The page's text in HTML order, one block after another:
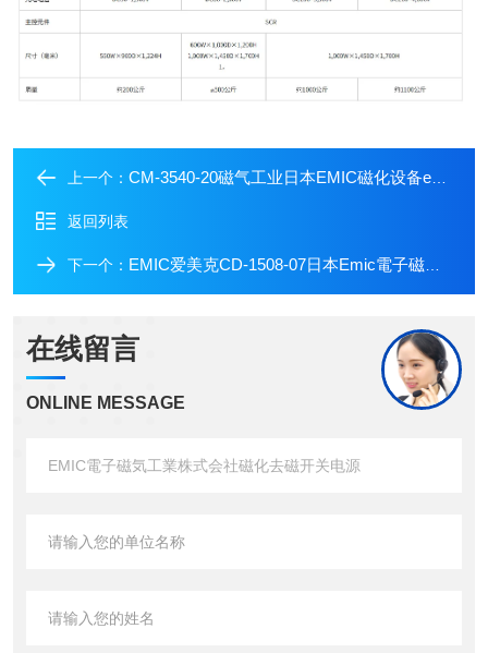
上一个： CM-3540-20磁气工业日本EMIC磁化设备emic磁化/去磁开关电源
返回列表
下一个： EMIC爱美克CD-1508-07日本Emic電子磁気工業EMIC冷凝消磁电源
在线留言
ONLINE MESSAGE